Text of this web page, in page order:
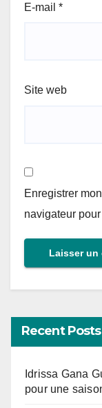
E-mail *
Site web
Enregistrer
navigateur
Recent Posts
Idrissa Gana
pour une